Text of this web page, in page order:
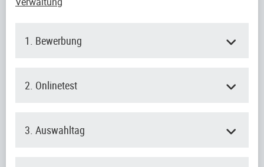
1. Bewerbung
2. Onlinetest
3. Auswahltag